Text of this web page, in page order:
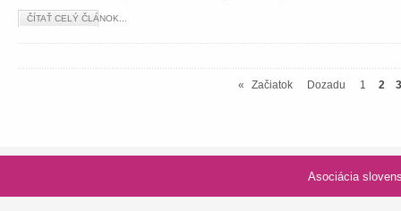
ČÍTAŤ CELÝ ČLÁNOK...
« Začiatok Dozadu 1 2 3
Asociácia slovenských